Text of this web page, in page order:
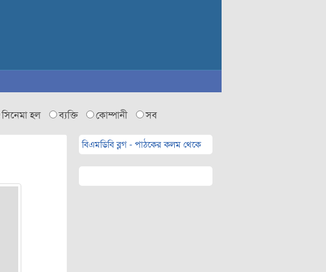
সিনেমা হল ব্যক্তি কোম্পানী সব
বিএমডিবি ব্লগ - পাঠকের কলম থেকে